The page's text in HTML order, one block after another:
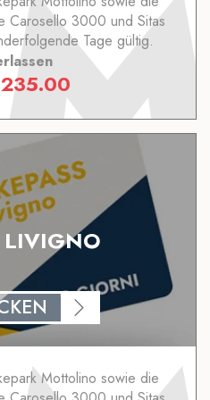
Carosello 3000 und Sitas
Tage gültig.
235.00
LIVIGNO
Mottolino sowie die